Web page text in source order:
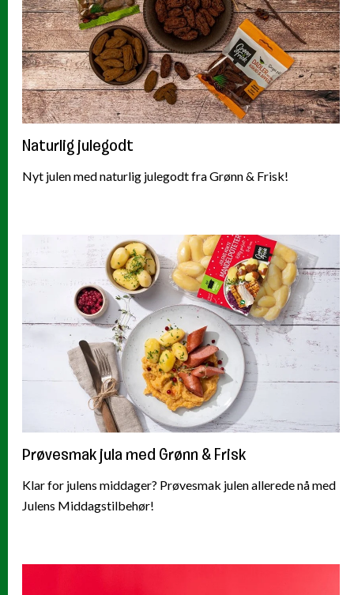
Naturlig julegodt
Nyt julen med naturlig julegodt fra Grønn & Frisk!
Prøvesmak jula med Grønn & Frisk
Klar for julens middager? Prøvesmak julen allerede nå med
Julens Middagstilbehør!